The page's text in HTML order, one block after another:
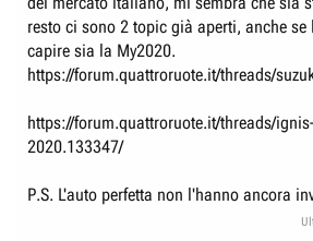
resto ci sono 2 topic già aperti, anche
capire sia la My2020.
https://forum.quattroruote.it/threads/
https://forum.quattroruote.it/threads/
2020.133347/
P.S. L'auto perfetta non l'hanno ancora